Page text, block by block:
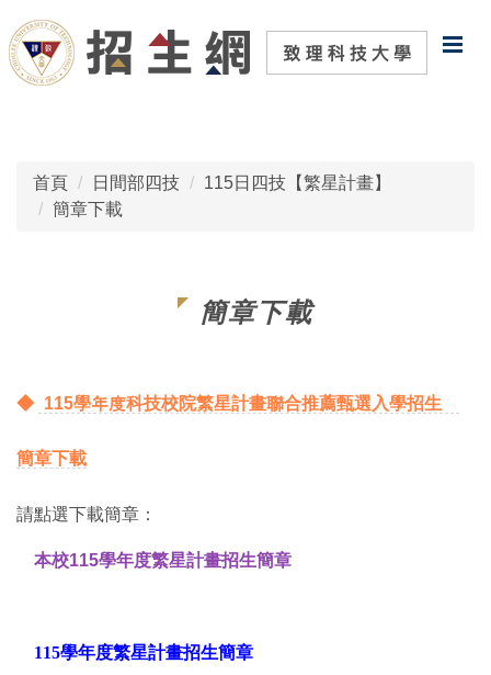
到
主
首頁 日間部四技
115日四技【繁星計畫】
簡章下載
簡章下載
◆ 115學年度科技校院繁星計畫聯合推薦甄選入學招生
簡章下載
請點選下載簡章：
本校115學年度繁星計畫招生簡章
115學年度繁星計畫招生簡章